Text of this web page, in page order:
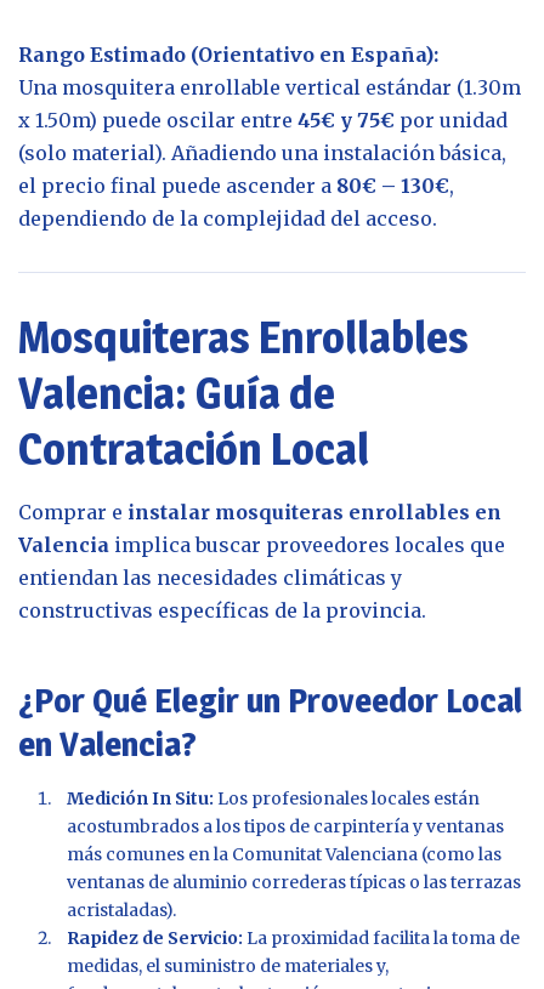
Rango Estimado (Orientativo en España):
Una mosquitera enrollable vertical estándar (1.30m
x 1.50m) puede oscilar entre 45€ y 75€ por unidad
(solo material). Añadiendo una instalación básica,
el precio final puede ascender a 80€ – 130€,
dependiendo de la complejidad del acceso.
Mosquiteras Enrollables
Valencia: Guía de
Contratación Local
Comprar e instalar mosquiteras enrollables en
Valencia implica buscar proveedores locales que
entiendan las necesidades climáticas y
constructivas específicas de la provincia.
¿Por Qué Elegir un Proveedor Local
en Valencia?
Medición In Situ: Los profesionales locales están
acostumbrados a los tipos de carpintería y ventanas
más comunes en la Comunitat Valenciana (como las
ventanas de aluminio correderas típicas o las terrazas
acristaladas).
Rapidez de Servicio: La proximidad facilita la toma de
medidas, el suministro de materiales y,